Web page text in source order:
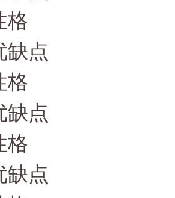
格
缺点
格
缺点
格
缺点